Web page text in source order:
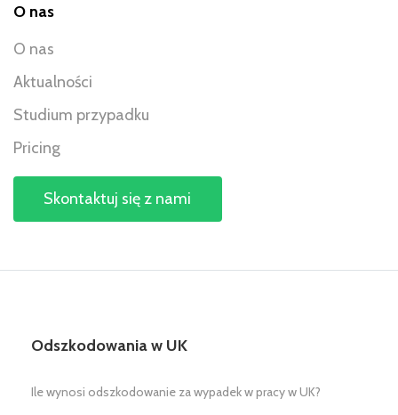
O nas
O nas
Aktualności
Studium przypadku
Pricing
Skontaktuj się z nami
Odszkodowania w UK
Ile wynosi odszkodowanie za wypadek w pracy w UK?